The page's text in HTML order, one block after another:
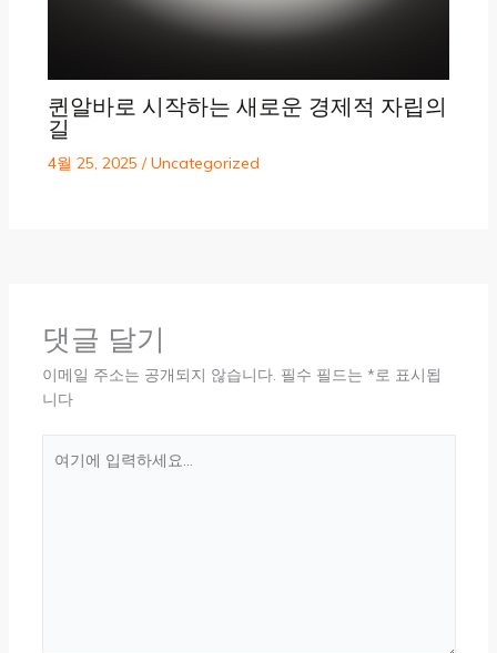
퀸알바로 시작하는 새로운 경제적 자립의
길
4월 25, 2025 /Uncategorized
댓글 달기
이메일 주소는 공개되지 않습니다. 필수 필드는 *로 표시됩
니다